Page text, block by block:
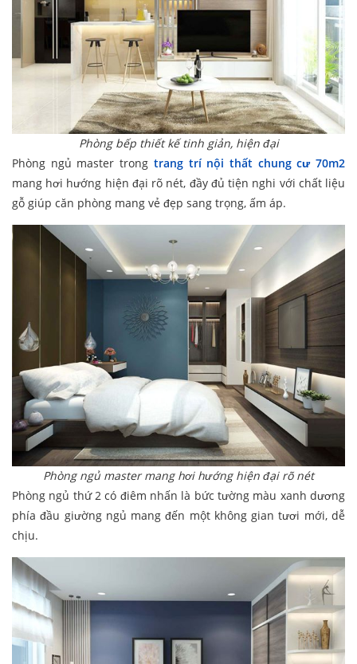
Phòng bếp thiết kế tinh giản, hiện đại
Phòng ngủ master trong trang trí nội thất chung cư 70m2
mang hơi hướng hiện đại rõ nét, đầy đủ tiện nghi với chất liệu
gỗ giúp căn phòng mang vẻ đẹp sang trọng, ấm áp.
Phòng ngủ master mang hơi hướng hiện đại rõ nét
Phòng ngủ thứ 2 có điêm nhấn là bức tường màu xanh dương
phía đầu giường ngủ mang đến một không gian tươi mới, dễ
chịu.